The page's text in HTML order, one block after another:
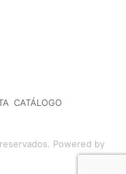
CATÁLOGO
Powered by